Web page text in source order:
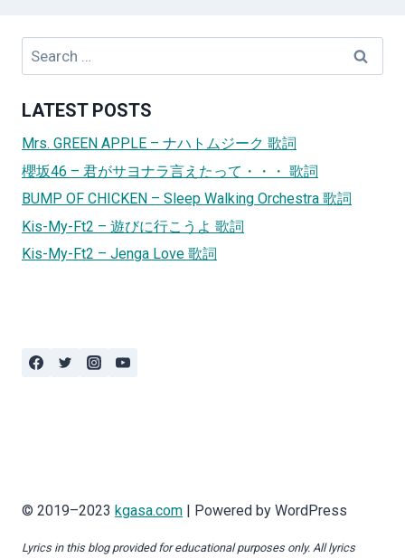
Search
LATEST POSTS
Mrs. GREEN APPLE – ナハトムジーク 歌詞
櫻坂46 – 君がサヨナラ言えたって・・・ 歌詞
BUMP OF CHICKEN – Sleep Walking Orchestra 歌詞
Kis-My-Ft2 – 遊びに行こうよ 歌詞
Kis-My-Ft2 – Jenga Love 歌詞
© 2019–2023 kgasa.com | Powered by WordPress
Lyrics in this blog provided for educational purposes only. All lyrics